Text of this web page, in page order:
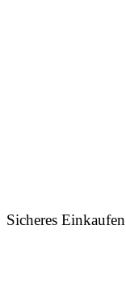
Sicheres Einkaufen